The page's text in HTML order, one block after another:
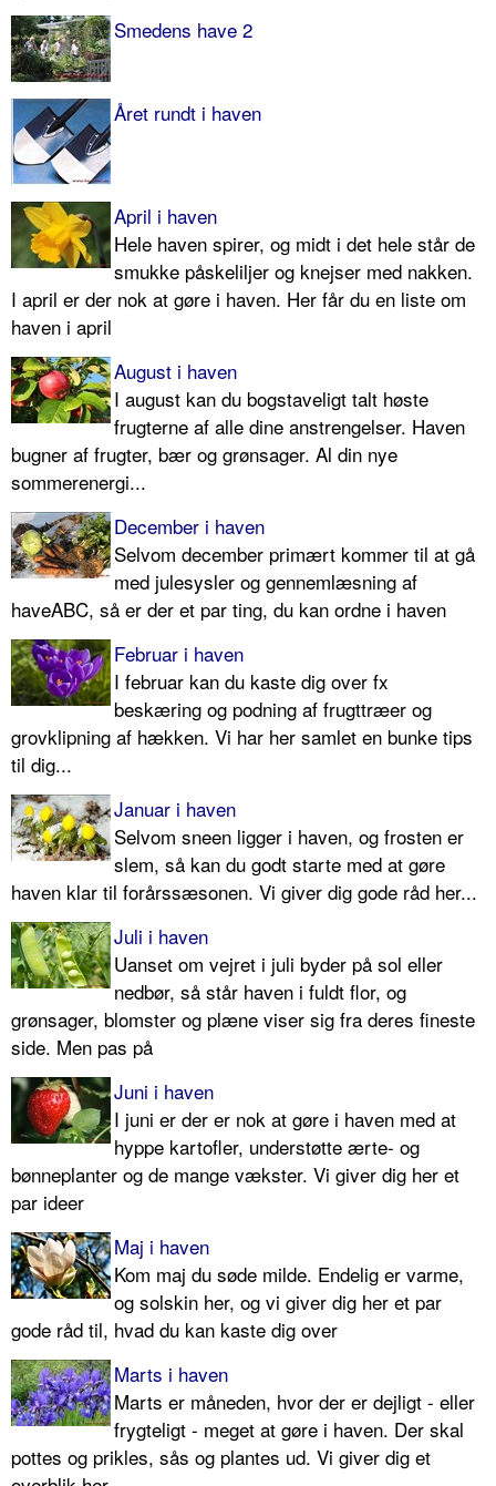
Smedens have 2
Året rundt i haven
April i haven
Hele haven spirer, og midt i det hele står de
smukke påskeliljer og knejser med nakken.
I april er der nok at gøre i haven. Her får du en liste om
haven i april
August i haven
I august kan du bogstaveligt talt høste
frugterne af alle dine anstrengelser. Haven
bugner af frugter, bær og grønsager. Al din nye
sommerenergi...
December i haven
Selvom december primært kommer til at gå
med julesysler og gennemlæsning af
haveABC, så er der et par ting, du kan ordne i haven
Februar i haven
I februar kan du kaste dig over fx
beskæring og podning af frugttræer og
grovklipning af hækken. Vi har her samlet en bunke tips
til dig...
Januar i haven
Selvom sneen ligger i haven, og frosten er
slem, så kan du godt starte med at gøre
haven klar til forårssæsonen. Vi giver dig gode råd her...
Juli i haven
Uanset om vejret i juli byder på sol eller
nedbør, så står haven i fuldt flor, og
grønsager, blomster og plæne viser sig fra deres fineste
side. Men pas på
Juni i haven
I juni er der er nok at gøre i haven med at
hyppe kartofler, understøtte ærte- og
bønneplanter og de mange vækster. Vi giver dig her et
par ideer
Maj i haven
Kom maj du søde milde. Endelig er varme,
og solskin her, og vi giver dig her et par
gode råd til, hvad du kan kaste dig over
Marts i haven
Marts er måneden, hvor der er dejligt - eller
frygteligt - meget at gøre i haven. Der skal
pottes og prikles, sås og plantes ud. Vi giver dig et